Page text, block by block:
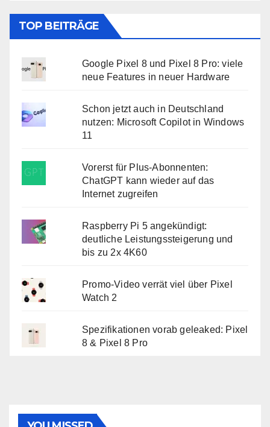
TOP BEITRÄGE
Google Pixel 8 und Pixel 8 Pro: viele
neue Features in neuer Hardware
Schon jetzt auch in Deutschland
nutzen: Microsoft Copilot in Windows
11
Vorerst für Plus-Abonnenten:
ChatGPT kann wieder auf das
Internet zugreifen
Raspberry Pi 5 angekündigt:
deutliche Leistungssteigerung und
bis zu 2x 4K60
Promo-Video verrät viel über Pixel
Watch 2
Spezifikationen vorab geleaked: Pixel
8 & Pixel 8 Pro